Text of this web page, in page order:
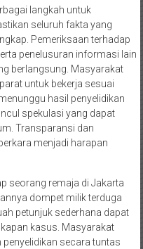
langkah untuk
seluruh fakta yang
Pemeriksaan terhadap
penelusuran informasi lain
berlangsung. Masyarakat
untuk bekerja sesuai
hasil penyelidikan
spekulasi yang dapat
Transparansi dan
menjadi harapan
seorang remaja di Jakarta
dompet milik terduga
petunjuk sederhana dapat
kasus. Masyarakat
secara tuntas